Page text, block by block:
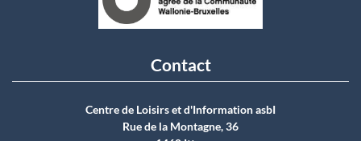
Contact
Centre de Loisirs et d'Information asbI
Rue de la Montagne, 36